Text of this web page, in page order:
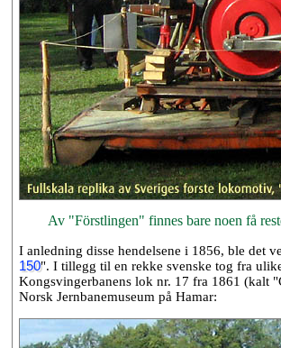
Av "Förstlingen" finnes bare noen få
I anledning disse hendelsene i 1856, ble det
150". I tillegg til en rekke svenske tog fra
Kongsvingerbanens lok nr. 17 fra 1861 (kalt
Norsk Jernbanemuseum på Hamar: